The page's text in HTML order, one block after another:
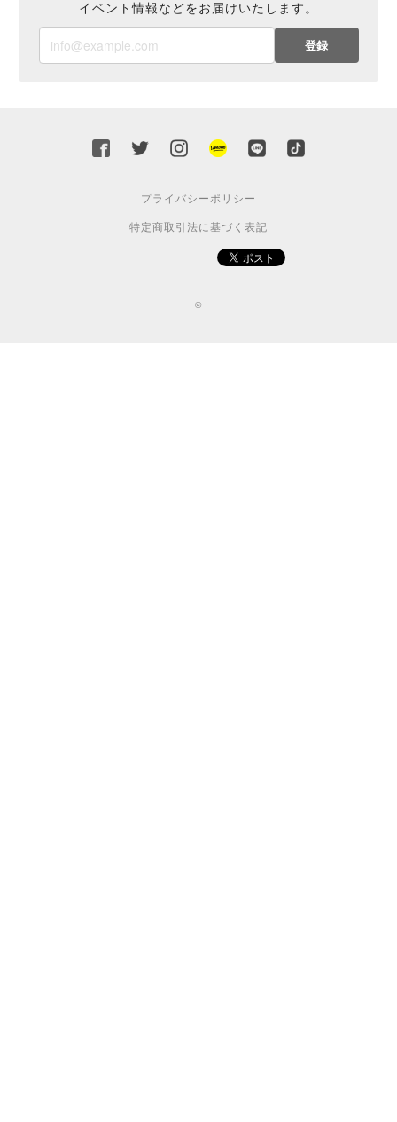
イベント情報などをお届けいたします。
登録
プライバシーポリシー
特定商取引法に基づく表記
©